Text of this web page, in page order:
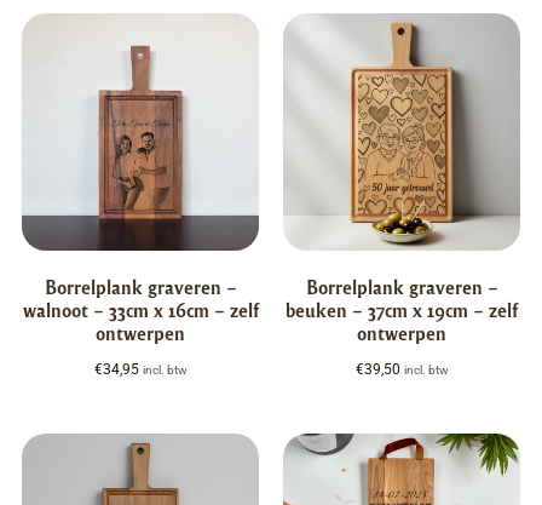
Borrelplank graveren –
walnoot – 33cm x 16cm – zelf
ontwerpen
€34,95 incl. btw
Borrelplank graveren –
beuken – 37cm x 19cm – zelf
ontwerpen
€39,50 incl. btw